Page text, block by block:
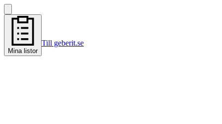
Mina listor
Till geberit.se